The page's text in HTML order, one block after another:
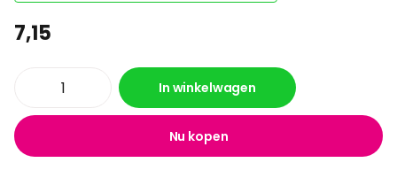
7,15
In winkelwagen
Nu kopen